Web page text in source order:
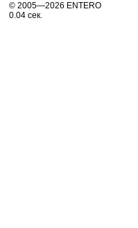
© 2005—2026 ENTERO
0.04 сек.